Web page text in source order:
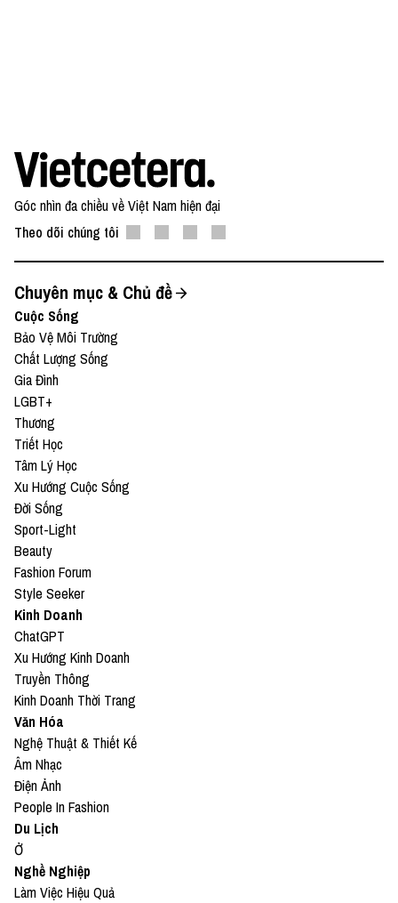
Đừng quên có thể xem bản video của podcast này
tại: YouTube
—
Yêu thích tập podcast này, bạn có thể donate tại:
● Patreon:
● Buy me a coffee:
https://www.buymeacoffee.com/vietcetera
Nếu có bất cứ góp ý, phản hồi hay mong muốn hợp
tác, bạn có thể gửi email về địa chỉ
team@vietcetera.com
Góc nhìn đa chiều về Việt Nam hiện đại
Theo dõi chúng tôi
Chuyên mục & Chủ đề
Cuộc Sống
Bảo Vệ Môi Trường
Chất Lượng Sống
Gia Đình
LGBT+
Thương
Triết Học
Tâm Lý Học
Xu Hướng Cuộc Sống
Đời Sống
Sport-Light
Beauty
Fashion Forum
Style Seeker
Kinh Doanh
ChatGPT
Xu Hướng Kinh Doanh
Truyền Thông
Kinh Doanh Thời Trang
Văn Hóa
Nghệ Thuật & Thiết Kế
Âm Nhạc
Điện Ảnh
People In Fashion
Du Lịch
Ở
Nghề Nghiệp
Làm Việc Hiệu Quả